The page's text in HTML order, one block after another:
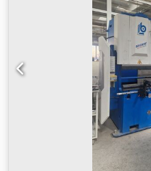
değiştirilmesi TEKNİK
Çalışma alanı: 1.560 ×
ile sac uzunluğu: maks.
kuvveti: maks. 280 kN İş
ekseninin konumlandırma
konumlandırma hızı: maks.
zamanlı konumlandırma
hidrolik ile vuruş sayısı:
ile vuruş sayısı: maks. 800